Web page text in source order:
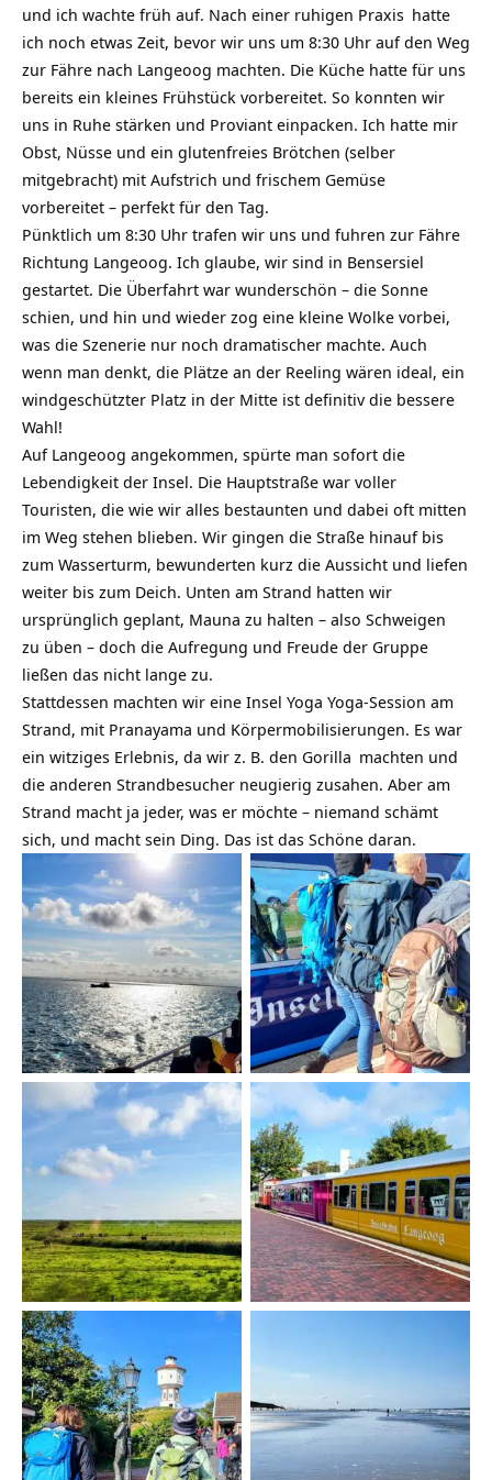
und ich wachte früh auf. Nach einer ruhigen Praxis hatte
ich noch etwas Zeit, bevor wir uns um 8:30 Uhr auf den Weg
zur Fähre nach Langeoog machten. Die Küche hatte für uns
bereits ein kleines Frühstück vorbereitet. So konnten wir
uns in Ruhe stärken und Proviant einpacken. Ich hatte mir
Obst, Nüsse und ein glutenfreies Brötchen (selber
mitgebracht) mit Aufstrich und frischem Gemüse
vorbereitet – perfekt für den Tag.
Pünktlich um 8:30 Uhr trafen wir uns und fuhren zur Fähre
Richtung Langeoog. Ich glaube, wir sind in Bensersiel
gestartet. Die Überfahrt war wunderschön – die Sonne
schien, und hin und wieder zog eine kleine Wolke vorbei,
was die Szenerie nur noch dramatischer machte. Auch
wenn man denkt, die Plätze an der Reeling wären ideal, ein
windgeschützter Platz in der Mitte ist definitiv die bessere
Wahl!
Auf Langeoog angekommen, spürte man sofort die
Lebendigkeit der Insel. Die Hauptstraße war voller
Touristen, die wie wir alles bestaunten und dabei oft mitten
im Weg stehen blieben. Wir gingen die Straße hinauf bis
zum Wasserturm, bewunderten kurz die Aussicht und liefen
weiter bis zum Deich. Unten am Strand hatten wir
ursprünglich geplant, Mauna zu halten – also Schweigen
zu üben – doch die Aufregung und Freude der Gruppe
ließen das nicht lange zu.
Stattdessen machten wir eine Insel Yoga Yoga-Session am
Strand, mit Pranayama und Körpermobilisierungen. Es war
ein witziges Erlebnis, da wir z. B. den Gorilla machten und
die anderen Strandbesucher neugierig zusahen. Aber am
Strand macht ja jeder, was er möchte – niemand schämt
sich, und macht sein Ding. Das ist das Schöne daran.
Auf Fähre der Fähre Inselbahn Langeoog
Bahnfahrt Bahnhof Langeoog
Lale Andersen Denkmal Strand Langeoog